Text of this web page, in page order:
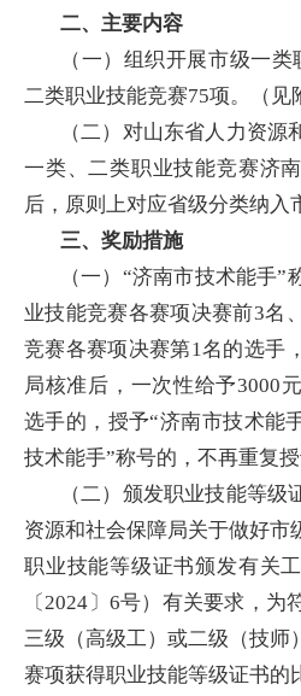
二、主要内容
（一）组织开展市级一
二类职业技能竞赛75项。（见
（二）对山东省人力资
一类、二类职业技能竞赛济
后，原则上对应省级分类纳入
三、奖励措施
（一）“济南市技术能手
业技能竞赛各赛项决赛前3名
竞赛各赛项决赛第1名的选手
局核准后，一次性给予3000
选手的，授予“济南市技术能
技术能手”称号的，不再重复授
（二）颁发职业技能等
资源和社会保障局关于做好市
职业技能等级证书颁发有关
〔2024〕6号）有关要求，
三级（高级工）或二级（技师
赛项获得职业技能等级证书的